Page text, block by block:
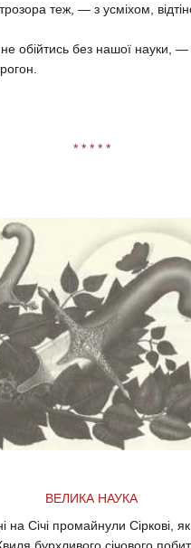
теж, — з усміхом,
обійтись без нашої науки, —
* * * * *
ВЕЛИКА НАУКА
на Січі промайнули Сіркові,
бурхливого січового